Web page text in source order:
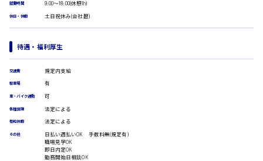
翻訳、通訳
DTPオペレーター
CADオペレーター
WEBデザイナー
校正・編集
システムエンジニア
プログラマー
カスタマーエンジニア
販売・サービス・フード系
経営企画
広島市安佐南区
広島市安芸区
時給1500円以上
時給制すべて
就業時間 9:00〜18:00(休憩1h)
休日・休暇 土日祝休み(会社暦)
待遇・福利厚生
交通費 規定内支給
駐車場 有
車・バイク通勤 可
各種保険 法定による
有給休暇 法定による
その他
日払い週払いOK 手数料無(規定有)
職場見学OK
即日内定OK
勤務開始日相談OK